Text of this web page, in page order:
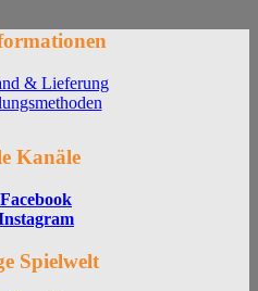
& Lieferung
Kanäle
Facebook
Spielwelt